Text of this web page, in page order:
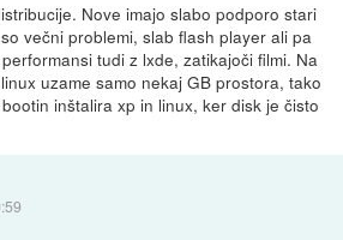
Nove imajo slabo podporo stari
večni problemi, slab flash player ali pa
tudi z lxde, zatikajoči filmi. Na
uzame samo nekaj GB prostora, tako
inštalira xp in linux, ker disk je čisto